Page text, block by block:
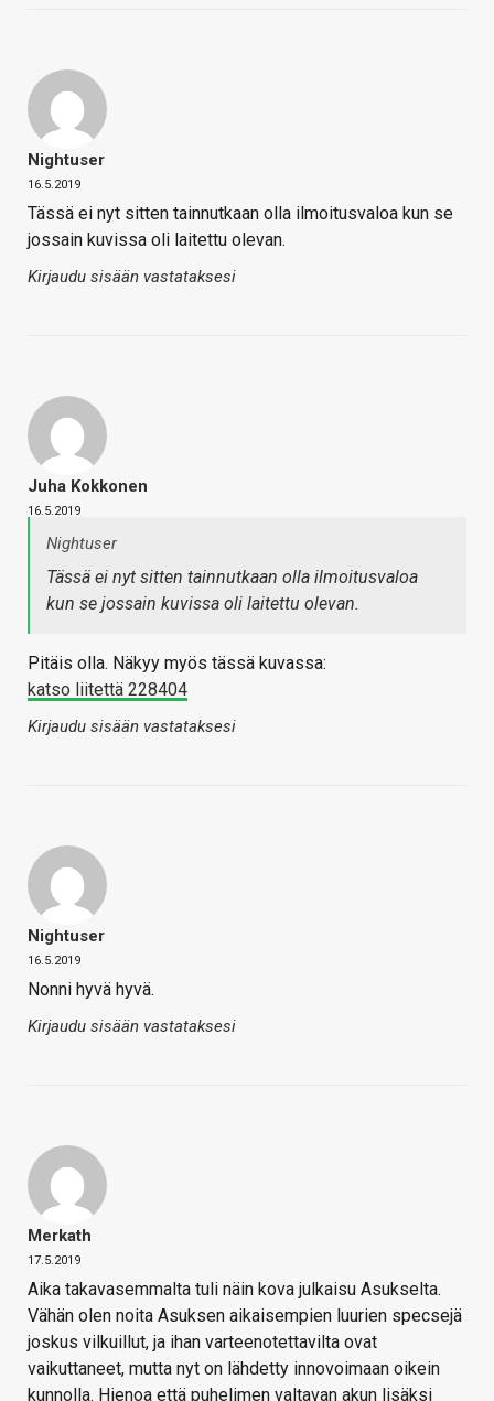
Nightuser
16.5.2019
Tässä ei nyt sitten tainnutkaan olla ilmoitusvaloa kun se
jossain kuvissa oli laitettu olevan.
Kirjaudu sisään vastataksesi
Juha Kokkonen
16.5.2019
Nightuser
Tässä ei nyt sitten tainnutkaan olla ilmoitusvaloa
kun se jossain kuvissa oli laitettu olevan.
Pitäis olla. Näkyy myös tässä kuvassa:
katso liitettä 228404
Kirjaudu sisään vastataksesi
Nightuser
16.5.2019
Nonni hyvä hyvä.
Kirjaudu sisään vastataksesi
Merkath
17.5.2019
Aika takavasemmalta tuli näin kova julkaisu Asukselta.
Vähän olen noita Asuksen aikaisempien luurien specsejä
joskus vilkuillut, ja ihan varteenotettavilta ovat
vaikuttaneet, mutta nyt on lähdetty innovoimaan oikein
kunnolla. Hienoa että puhelimen valtavan akun lisäksi